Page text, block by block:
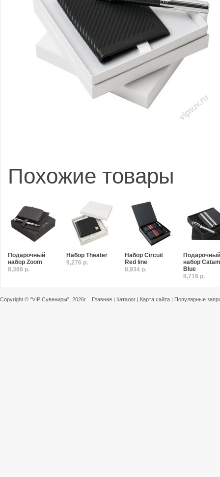
Похожие товары
Подарочный
набор Zoom
8,386 р.
Набор Theater
9,276 р.
Набор Circuit
Red line
8,934 р.
Подарочный
набор
Blue
8,716 р.
Copyright © "VIP Сувениры" , 2026г. Главная | Каталог | Карта сайта | Популярные